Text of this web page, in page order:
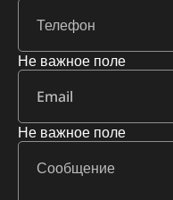
Не важное поле
Не важное поле